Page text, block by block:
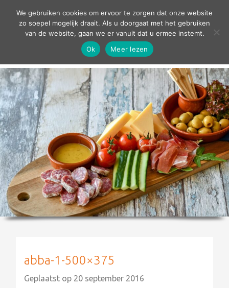
contact
home
agenda
theater
sport
grand café
zakelijk
over ons
abba-1-500×375
Geplaatst op 20 september 2016
We gebruiken cookies om ervoor te zorgen dat onze website
zo soepel mogelijk draait. Als u doorgaat met het gebruiken
van de website, gaan we er vanuit dat u ermee instemt.
Ok
Meer lezen